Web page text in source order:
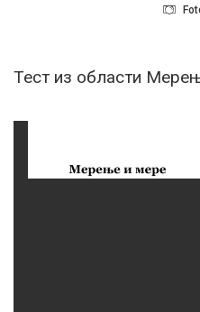
Тест из области